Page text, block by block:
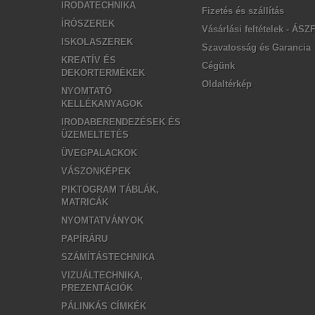
IRODATECHNIKA
ÍRÓSZEREK
ISKOLASZEREK
KREATÍV ÉS
DEKORTERMÉKEK
NYOMTATÓ
KELLÉKANYAGOK
IRODABERENDEZÉSEK ÉS
ÜZEMELTETÉS
ÜVEGPALACKOK
VÁSZONKÉPEK
PIKTOGRAM TÁBLÁK,
MATRICÁK
NYOMTATVÁNYOK
PAPÍRÁRU
SZÁMÍTÁSTECHNIKA
VIZUÁLTECHNIKA,
PREZENTÁCIÓK
PÁLINKÁS CÍMKÉK
Fizetés és szállítás
Vásárlási feltételek - ÁSZF
Szavatosság és Garancia
Cégünk
Oldaltérkép